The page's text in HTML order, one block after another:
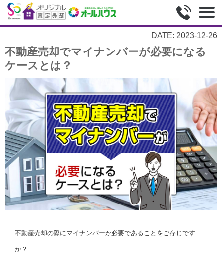
DATE: 2023-12-26
不動産売却でマイナンバーが必要になる
ケースとは？
不動産売却の際にマイナンバーが必要であることをご存じです
か？